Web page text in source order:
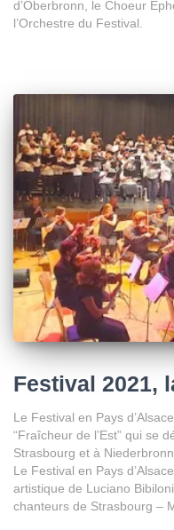
d’Oberbronn, le Choeur
l’Orchestre du Festival.
Festival 2021,
Le Festival en Pays
“Fraîcheur de l’Est” qui se
Strasbourg et à
Le Festival en Pays
artistique de Luciano
chanteurs de Strasbourg –